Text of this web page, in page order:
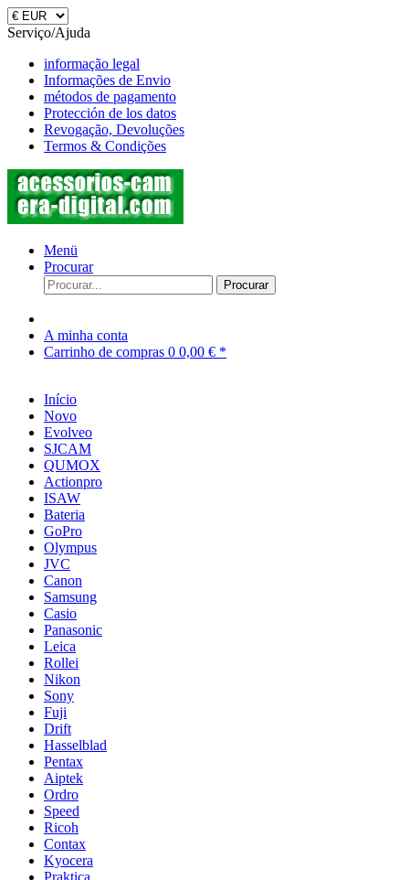
Serviço/Ajuda
informação legal
Informações de Envio
métodos de pagamento
Protección de los datos
Revogação, Devoluções
Termos & Condições
Menü
Procurar
Procurar
A minha conta
Carrinho de compras 0 0,00 € *
Início
Novo
Evolveo
SJCAM
QUMOX
Actionpro
ISAW
Bateria
GoPro
Olympus
JVC
Canon
Samsung
Casio
Panasonic
Leica
Rollei
Nikon
Sony
Fuji
Drift
Hasselblad
Pentax
Aiptek
Ordro
Speed
Ricoh
Contax
Kyocera
Praktica